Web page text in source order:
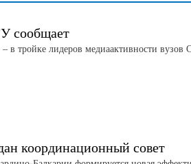
сообщает
в тройке лидеров медиаактивности
координационный совет